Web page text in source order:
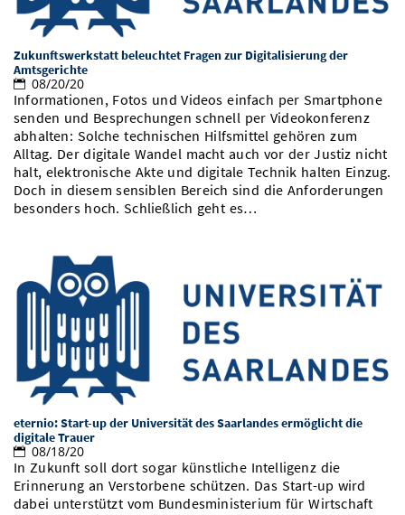
Vom Studium in den Beruf
Study Scheduler
Bibliothek
Open Science/Open Access
Start-ups
IT-Themenabend
Ranking
Zahlen & Fakten
Preise, Auszeichnungen und Förderungen
Kontakt
SIC Merchandise
SIC Podcast
AnsprechpartnerInnen, Personen, Forschungsgruppen
Termine, Vorträge und Veranstaltungen
Alumni
Zukunftswerkstatt beleuchtet Fragen zur Digitalisierung der
Amtsgerichte
08/20/20
Informationen, Fotos und Videos einfach per Smartphone
senden und Besprechungen schnell per Videokonferenz
abhalten: Solche technischen Hilfsmittel gehören zum
Alltag. Der digitale Wandel macht auch vor der Justiz nicht
halt, elektronische Akte und digitale Technik halten Einzug.
Doch in diesem sensiblen Bereich sind die Anforderungen
besonders hoch. Schließlich geht es…
eternio: Start-up der Universität des Saarlandes ermöglicht die
digitale Trauer
08/18/20
In Zukunft soll dort sogar künstliche Intelligenz die
Erinnerung an Verstorbene schützen. Das Start-up wird
dabei unterstützt vom Bundesministerium für Wirtschaft